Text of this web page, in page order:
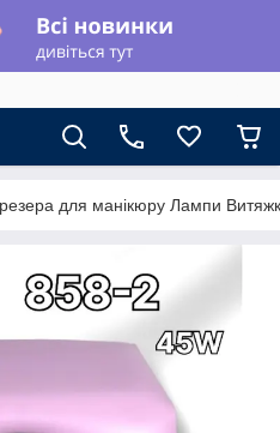
для манікюру Лампи